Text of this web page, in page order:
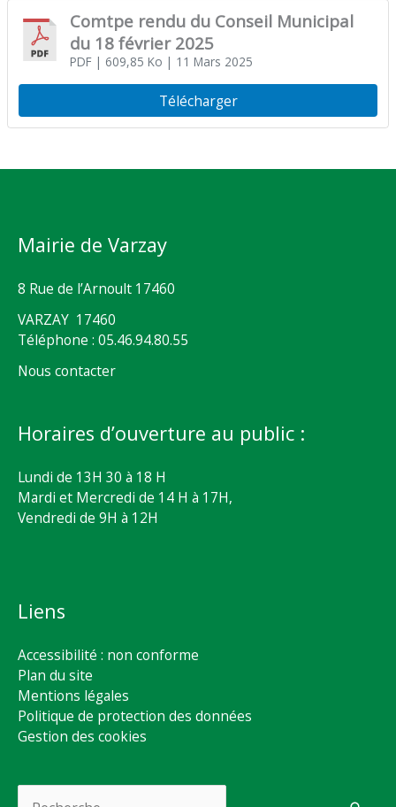
Comtpe rendu du Conseil Municipal
du 18 février 2025
PDF| 609,85 Ko | 11 Mars 2025
Télécharger
Mairie de Varzay
8 Rue de l’Arnoult 17460
VARZAY 17460
Téléphone : 05.46.94.80.55
Nous contacter
Horaires d’ouverture au public :
Lundi de 13H 30 à 18 H
Mardi et Mercredi de 14 H à 17H,
Vendredi de 9H à 12H
Liens
Accessibilité : non conforme
Plan du site
Mentions légales
Politique de protection des données
Gestion des cookies